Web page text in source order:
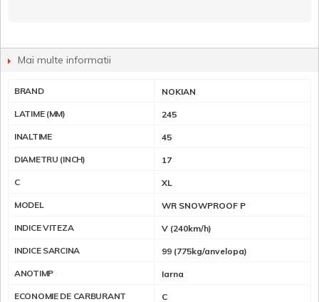
Mai multe informatii
BRAND NOKIAN
LATIME (MM) 245
INALTIME 45
DIAMETRU (INCH) 17
C XL
MODEL WR SNOWPROOF P
INDICE VITEZA V (240km/h)
INDICE SARCINA 99 (775kg/anvelopa)
ANOTIMP Iarna
ECONOMIE DE CARBURANT C